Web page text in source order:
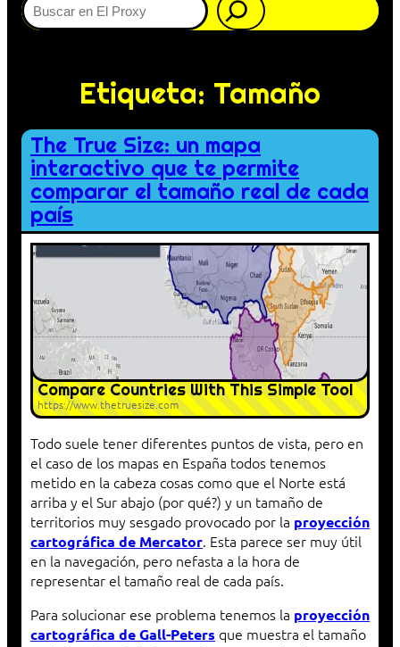
Etiqueta: Tamaño
The True Size: un mapa
interactivo que te permite
comparar el tamaño real de cada
país
Compare Countries With This Simple Tool
https://www.thetruesize.com
Todo suele tener diferentes puntos de vista, pero en
el caso de los mapas en España todos tenemos
metido en la cabeza cosas como que el Norte está
arriba y el Sur abajo (por qué?) y un tamaño de
territorios muy sesgado provocado por la proyección
cartográfica de Mercator. Esta parece ser muy útil
en la navegación, pero nefasta a la hora de
representar el tamaño real de cada país.
Para solucionar ese problema tenemos la proyección
cartográfica de Gall-Peters que muestra el tamaño